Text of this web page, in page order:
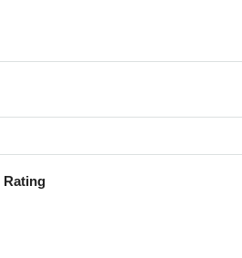
Rating